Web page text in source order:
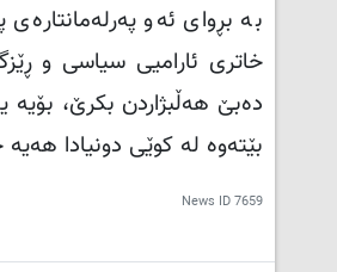
بە بڕوای ئەو
خاتری ئارامیی سیاسی و
دەبێ هەڵبژاردن بکرێ، بۆیە
بێتەوە لە کوێی دونیادا
News ID7659